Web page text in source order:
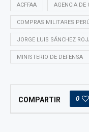
ACFFAA AGENCIA DE
COMPRAS MILITARES
JORGE LUIS SÁNCHEZ
MINISTERIO DE DEFENSA
COMPARTIR 0